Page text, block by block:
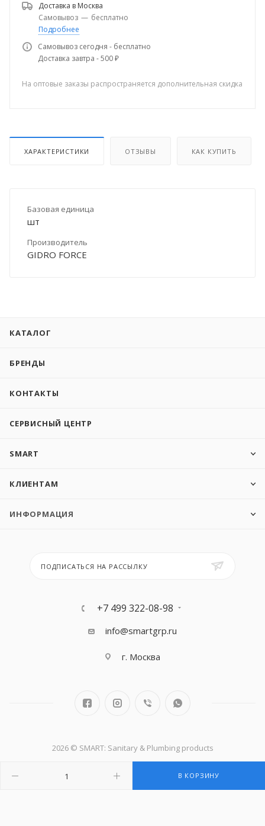
В КОРЗИНУ
Доставка в Москва
Самовывоз — бесплатно
Подробнее
Самовывоз сегодня - бесплатно
Доставка завтра - 500 ₽
На оптовые заказы распространяется дополнительная скидка
ХАРАКТЕРИСТИКИ ОТЗЫВЫ КАК КУПИТЬ
Базовая единица
шт
Производитель
GIDRO FORCE
КАТАЛОГ
БРЕНДЫ
КОНТАКТЫ
СЕРВИСНЫЙ ЦЕНТР
SMART
КЛИЕНТАМ
ИНФОРМАЦИЯ
ПОДПИСАТЬСЯ НА РАССЫЛКУ
+7 499 322-08-98
info@smartgrp.ru
г. Москва
2026 © SMART: Sanitary & Plumbing products